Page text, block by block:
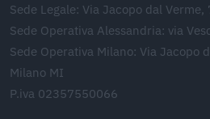
Sede Legale: Via Jacopo dal
Sede Operativa Alessandria: via
Sede Operativa Milano: Via Jacopo
Milano MI
P.iva 02357550066